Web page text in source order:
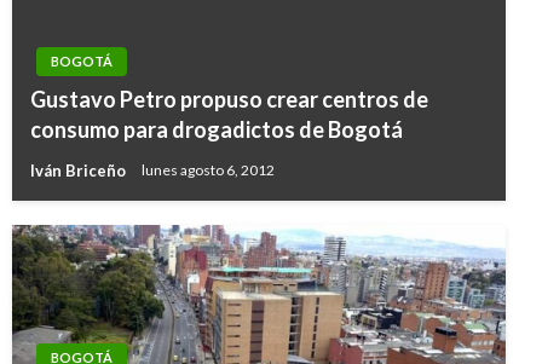
BOGOTÁ
Gustavo Petro propuso crear centros de
consumo para drogadictos de Bogotá
Iván Briceño lunes agosto 6, 2012
BOGOTÁ